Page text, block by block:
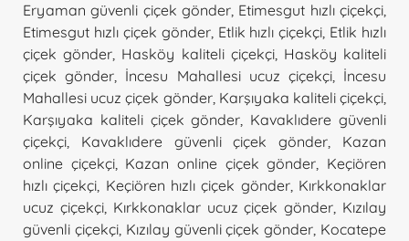
Eryaman güvenli çiçek gönder, Etimesgut hızlı çiçekçi,
Etimesgut hızlı çiçek gönder, Etlik hızlı çiçekçi, Etlik hızlı
çiçek gönder, Hasköy kaliteli çiçekçi, Hasköy kaliteli
çiçek gönder, İncesu Mahallesi ucuz çiçekçi, İncesu
Mahallesi ucuz çiçek gönder, Karşıyaka kaliteli çiçekçi,
Karşıyaka kaliteli çiçek gönder, Kavaklıdere güvenli
çiçekçi, Kavaklıdere güvenli çiçek gönder, Kazan
online çiçekçi, Kazan online çiçek gönder, Keçiören
hızlı çiçekçi, Keçiören hızlı çiçek gönder, Kırkkonaklar
ucuz çiçekçi, Kırkkonaklar ucuz çiçek gönder, Kızılay
güvenli çiçekçi, Kızılay güvenli çiçek gönder, Kocatepe